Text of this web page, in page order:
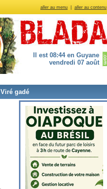
aller au menu aller au contenu
Il est 08:44 en Guyane
vendredi 07 août
Viré gadé